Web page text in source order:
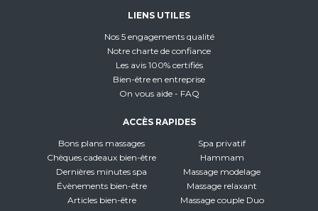
LIENS UTILES
Nos 5 engagements qualité
Notre charte de confiance
Les avis 100% certifiés
Bien-être en entreprise
On vous aide - FAQ
ACCÈS RAPIDES
Bons plans massages
Chèques cadeaux bien-être
Dernières minutes spa
Évènements bien-être
Articles bien-être
Spa privatif
Hammam
Massage modelage
Massage relaxant
Massage couple Duo